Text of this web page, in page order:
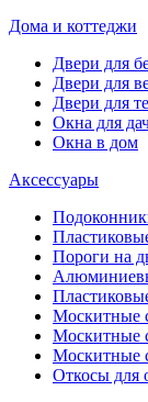
Дома и коттеджи
Двери для
Двери для
Двери для
Окна для
Окна в дом
Аксессуары
Пороги на
Москитные
Москитные
Москитные
Откосы для